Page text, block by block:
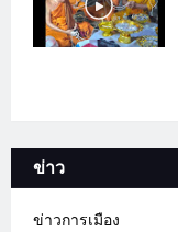
ข่าว
ข่าวการเมือง